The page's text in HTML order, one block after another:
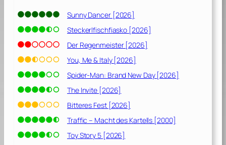
Sunny Dancer [2026]
Steckerlfischfiasko [2026]
Der Regenmeister [2026]
You, Me & Italy [2026]
Spider-Man: Brand New Day [2026]
The Invite [2026]
Bitteres Fest [2026]
Traffic – Macht des Kartells [2000]
Toy Story 5 [2026]